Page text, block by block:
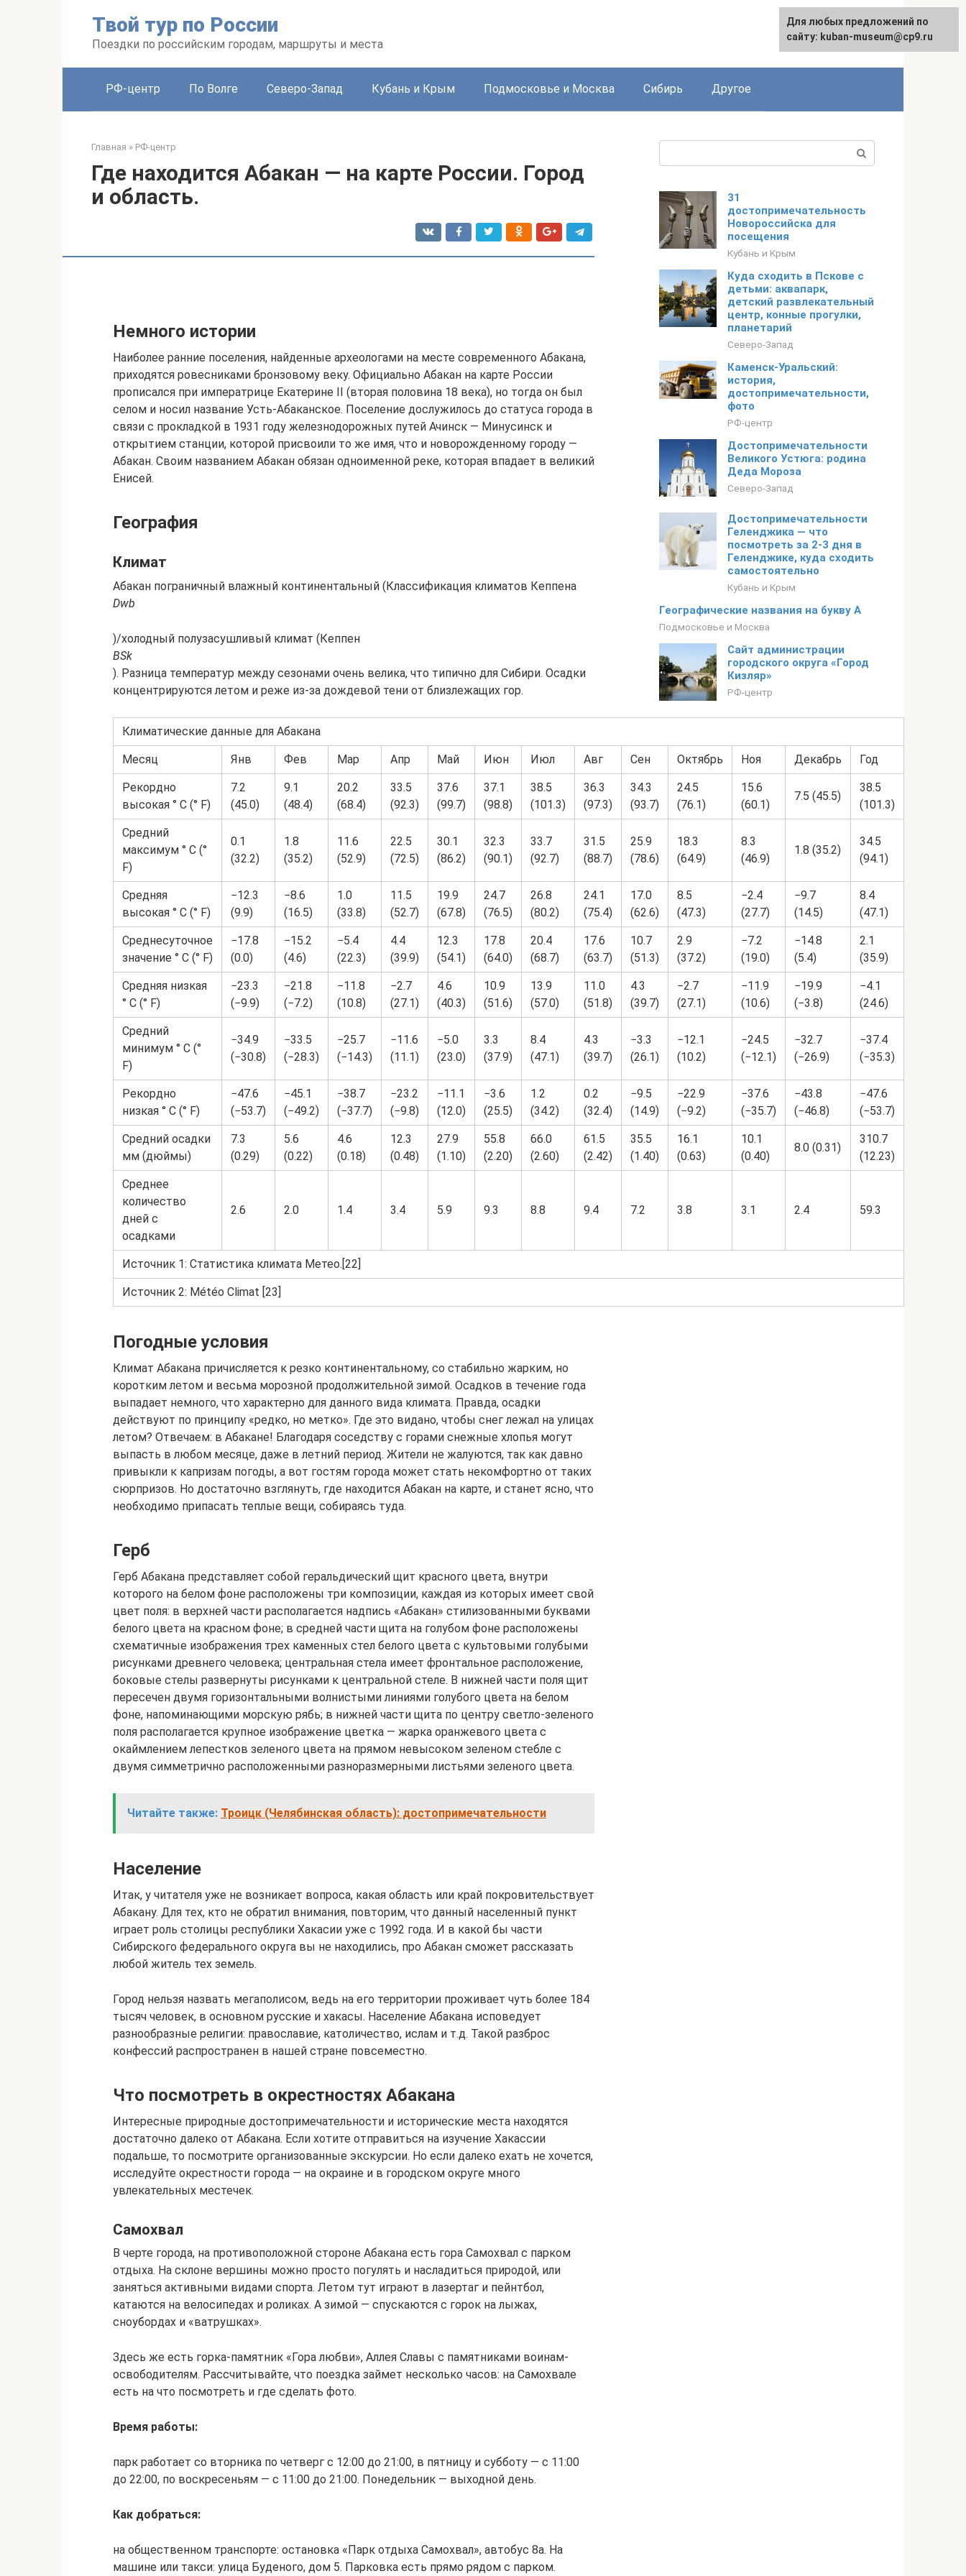
Твой тур по России
Поездки по российским городам, маршруты и места
РФ-центр По Волге Северо-Запад Кубань и Крым Подмосковье и Москва Сибирь Другое
Главная » РФ-центр
Где находится Абакан — на карте России. Город
и область.
Немного истории
Наиболее ранние поселения, найденные археологами на месте современного Абакана,
приходятся ровесниками бронзовому веку. Официально Абакан на карте России
прописался при императрице Екатерине II (вторая половина 18 века), но тогда он был
селом и носил название Усть-Абаканское. Поселение дослужилось до статуса города в
связи с прокладкой в 1931 году железнодорожных путей Ачинск — Минусинск и
открытием станции, которой присвоили то же имя, что и новорожденному городу —
Абакан. Своим названием Абакан обязан одноименной реке, которая впадает в великий
Енисей.
География
Климат
Абакан пограничный влажный континентальный (Классификация климатов Кеппена
Dwb
)/холодный полузасушливый климат (Кеппен
BSk
). Разница температур между сезонами очень велика, что типично для Сибири. Осадки
концентрируются летом и реже из-за дождевой тени от близлежащих гор.
Климатические данные для Абакана
Месяц Янв Фев Мар Апр Май Июн Июл Авг Сен Октябрь Ноя Декабрь Год
Рекордно
высокая ° C (° F)
7.2
(45.0)
9.1
(48.4)
20.2
(68.4)
33.5
(92.3)
37.6
(99.7)
37.1
(98.8)
38.5
(101.3)
36.3
(97.3)
34.3
(93.7)
24.5
(76.1)
15.6
(60.1)
7.5 (45.5)
38.5
(101.3)
Средний
максимум ° C (°
F)
0.1
(32.2)
1.8
(35.2)
11.6
(52.9)
22.5
(72.5)
30.1
(86.2)
32.3
(90.1)
33.7
(92.7)
31.5
(88.7)
25.9
(78.6)
18.3
(64.9)
8.3
(46.9)
1.8 (35.2)
34.5
(94.1)
Средняя
высокая ° C (° F)
−12.3
(9.9)
−8.6
(16.5)
1.0
(33.8)
11.5
(52.7)
19.9
(67.8)
24.7
(76.5)
26.8
(80.2)
24.1
(75.4)
17.0
(62.6)
8.5
(47.3)
−2.4
(27.7)
−9.7
(14.5)
8.4
(47.1)
Среднесуточное
значение ° C (° F)
−17.8
(0.0)
−15.2
(4.6)
−5.4
(22.3)
4.4
(39.9)
12.3
(54.1)
17.8
(64.0)
20.4
(68.7)
17.6
(63.7)
10.7
(51.3)
2.9
(37.2)
−7.2
(19.0)
−14.8
(5.4)
2.1
(35.9)
Средняя низкая
° C (° F)
−23.3
(−9.9)
−21.8
(−7.2)
−11.8
(10.8)
−2.7
(27.1)
4.6
(40.3)
10.9
(51.6)
13.9
(57.0)
11.0
(51.8)
4.3
(39.7)
−2.7
(27.1)
−11.9
(10.6)
−19.9
(−3.8)
−4.1
(24.6)
Средний
минимум ° C (°
F)
−34.9
(−30.8)
−33.5
(−28.3)
−25.7
(−14.3)
−11.6
(11.1)
−5.0
(23.0)
3.3
(37.9)
8.4
(47.1)
4.3
(39.7)
−3.3
(26.1)
−12.1
(10.2)
−24.5
(−12.1)
−32.7
(−26.9)
−37.4
(−35.3)
Рекордно
низкая ° C (° F)
−47.6
(−53.7)
−45.1
(−49.2)
−38.7
(−37.7)
−23.2
(−9.8)
−11.1
(12.0)
−3.6
(25.5)
1.2
(34.2)
0.2
(32.4)
−9.5
(14.9)
−22.9
(−9.2)
−37.6
(−35.7)
−43.8
(−46.8)
−47.6
(−53.7)
Средний осадки
мм (дюймы)
7.3
(0.29)
5.6
(0.22)
4.6
(0.18)
12.3
(0.48)
27.9
(1.10)
55.8
(2.20)
66.0
(2.60)
61.5
(2.42)
35.5
(1.40)
16.1
(0.63)
10.1
(0.40)
8.0 (0.31)
310.7
(12.23)
Среднее
количество
дней с
осадками
2.6 2.0 1.4 3.4 5.9 9.3 8.8 9.4 7.2 3.8 3.1 2.4 59.3
Источник 1: Статистика климата Метео.[22]
Источник 2: Météo Climat [23]
Погодные условия
Климат Абакана причисляется к резко континентальному, со стабильно жарким, но
коротким летом и весьма морозной продолжительной зимой. Осадков в течение года
выпадает немного, что характерно для данного вида климата. Правда, осадки
действуют по принципу «редко, но метко». Где это видано, чтобы снег лежал на улицах
летом? Отвечаем: в Абакане! Благодаря соседству с горами снежные хлопья могут
выпасть в любом месяце, даже в летний период. Жители не жалуются, так как давно
привыкли к капризам погоды, а вот гостям города может стать некомфортно от таких
сюрпризов. Но достаточно взглянуть, где находится Абакан на карте, и станет ясно, что
необходимо припасать теплые вещи, собираясь туда.
Герб
Герб Абакана представляет собой геральдический щит красного цвета, внутри
которого на белом фоне расположены три композиции, каждая из которых имеет свой
цвет поля: в верхней части располагается надпись «Абакан» стилизованными буквами
белого цвета на красном фоне; в средней части щита на голубом фоне расположены
схематичные изображения трех каменных стел белого цвета с культовыми голубыми
рисунками древнего человека; центральная стела имеет фронтальное расположение,
боковые стелы развернуты рисунками к центральной стеле. В нижней части поля щит
пересечен двумя горизонтальными волнистыми линиями голубого цвета на белом
фоне, напоминающими морскую рябь; в нижней части щита по центру светло-зеленого
поля располагается крупное изображение цветка — жарка оранжевого цвета с
окаймлением лепестков зеленого цвета на прямом невысоком зеленом стебле с
двумя симметрично расположенными разноразмерными листьями зеленого цвета.
Читайте также: Троицк (Челябинская область): достопримечательности
Население
Итак, у читателя уже не возникает вопроса, какая область или край покровительствует
Абакану. Для тех, кто не обратил внимания, повторим, что данный населенный пункт
играет роль столицы республики Хакасии уже с 1992 года. И в какой бы части
Сибирского федерального округа вы не находились, про Абакан сможет рассказать
любой житель тех земель.
Город нельзя назвать мегаполисом, ведь на его территории проживает чуть более 184
тысяч человек, в основном русские и хакасы. Население Абакана исповедует
разнообразные религии: православие, католичество, ислам и т.д. Такой разброс
конфессий распространен в нашей стране повсеместно.
Что посмотреть в окрестностях Абакана
Интересные природные достопримечательности и исторические места находятся
достаточно далеко от Абакана. Если хотите отправиться на изучение Хакассии
подальше, то посмотрите организованные экскурсии. Но если далеко ехать не хочется,
исследуйте окрестности города — на окраине и в городском округе много
увлекательных местечек.
Самохвал
В черте города, на противоположной стороне Абакана есть гора Самохвал с парком
отдыха. На склоне вершины можно просто погулять и насладиться природой, или
заняться активными видами спорта. Летом тут играют в лазертаг и пейнтбол,
катаются на велосипедах и роликах. А зимой — спускаются с горок на лыжах,
сноубордах и «ватрушках».
Здесь же есть горка-памятник «Гора любви», Аллея Славы с памятниками воинам-
освободителям. Рассчитывайте, что поездка займет несколько часов: на Самохвале
есть на что посмотреть и где сделать фото.
Время работы:
парк работает со вторника по четверг с 12:00 до 21:00, в пятницу и субботу — с 11:00
до 22:00, по воскресеньям — с 11:00 до 21:00. Понедельник — выходной день.
Как добраться:
на общественном транспорте: остановка «Парк отдыха Самохвал», автобус 8а. На
машине или такси: улица Буденого, дом 5. Парковка есть прямо рядом с парком.
31
достопримечательность
Новороссийска для
посещения
Кубань и Крым
Куда сходить в Пскове с
детьми: аквапарк,
детский развлекательный
центр, конные прогулки,
планетарий
Северо-Запад
Каменск-Уральский:
история,
достопримечательности,
фото
РФ-центр
Достопримечательности
Великого Устюга: родина
Деда Мороза
Северо-Запад
Достопримечательности
Геленджика — что
посмотреть за 2-3 дня в
Геленджике, куда сходить
самостоятельно
Кубань и Крым
Географические названия на букву А
Подмосковье и Москва
Сайт администрации
городского округа «Город
Кизляр»
РФ-центр
Для любых предложений по
сайту: kuban-museum@cp9.ru